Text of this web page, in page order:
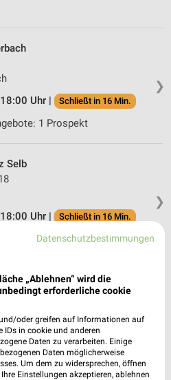
❯
Uhr |
Schließt in 16 Min.
1 Prospekt
❯
Selb
Uhr |
Schließt in 16 Min.
2 Prospekte
Rodewisch
Uhr | Schließt in 16 Min.
1 Prospekt
Datenschutzbestimmungen
„Ablehnen“ wird die
erforderliche cookie
oder greifen auf Informationen auf
IDs in cookie und anderen
Daten zu verarbeiten. Einige
Daten möglicherweise
Um dem zu widersprechen, öffnen
Einstellungen akzeptieren, ablehnen